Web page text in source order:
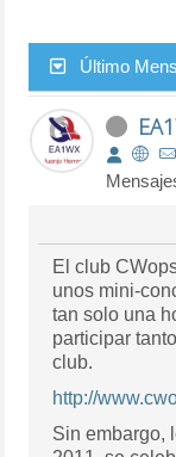
Último
El club
unos mini-
tan solo una
participar
club.
http://
Sin embargo,